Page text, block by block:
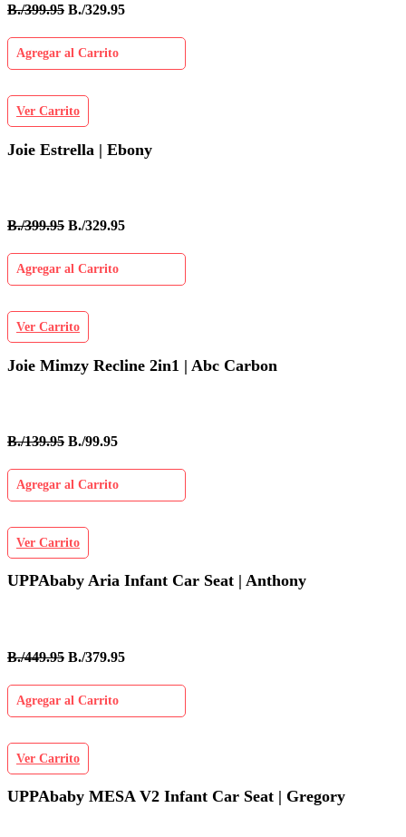
B./399.95 B./329.95
Agregar al Carrito
Ver Carrito
Joie Estrella | Ebony
B./399.95 B./329.95
Agregar al Carrito
Ver Carrito
Joie Mimzy Recline 2in1 | Abc Carbon
B./139.95 B./99.95
Agregar al Carrito
Ver Carrito
UPPAbaby Aria Infant Car Seat | Anthony
B./449.95 B./379.95
Agregar al Carrito
Ver Carrito
UPPAbaby MESA V2 Infant Car Seat | Gregory